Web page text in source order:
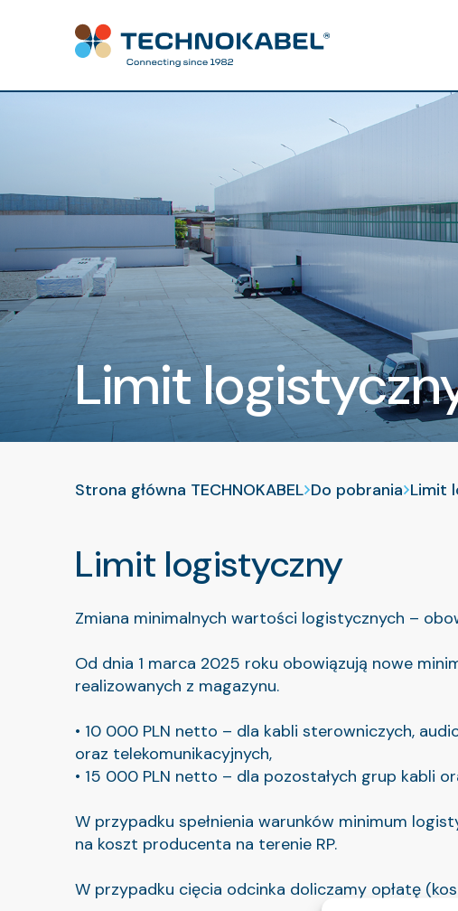
Limit
Strona główna TECHNOKABEL Do pobrania Limit
Limit logistyczny
Zmiana minimalnych wartości logistycznych –
Od dnia 1 marca 2025 roku obowiązują nowe
realizowanych z magazynu.
• 10 000 PLN netto – dla kabli sterowniczych,
oraz telekomunikacyjnych,
• 15 000 PLN netto – dla pozostałych grup kabli
W przypadku spełnienia warunków minimum
na koszt producenta na terenie RP.
W przypadku cięcia odcinka doliczamy opłatę